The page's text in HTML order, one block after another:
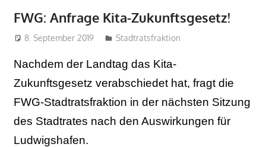
FWG: Anfrage Kita-Zukunftsgesetz!
8. September 2019 admin
Stadtratsfraktion
Nachdem der Landtag das Kita-
Zukunftsgesetz verabschiedet hat, fragt die
FWG-Stadtratsfraktion in der nächsten Sitzung
des Stadtrates nach den Auswirkungen für
Ludwigshafen.